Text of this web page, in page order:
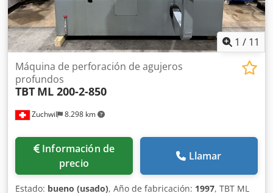
1 / 11
Zuchwil 8.298 km
Máquina de perforación de agujeros
profundos
TBT ML 200-2-850
Información de
precio
Llamar
Estado: bueno (usado), Año de fabricación: 1997, TBT ML